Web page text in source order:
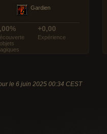
Gardien
+0,00
Expérience
le 6 juin 2025 00:34 CEST